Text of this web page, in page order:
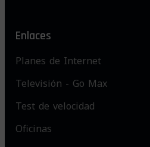
Enlaces
Planes de Internet
Televisión - Go Max
Test de velocidad
Oficinas